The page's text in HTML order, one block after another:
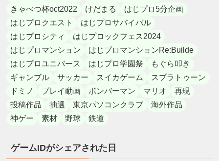
きゃべつ杯oct2022
けだまる
はじプロ5分企画
はじプロクエスト
はじプロサバイバル
はじプロシティ
はじプロックフェス2024
はじプロマンション
はじプロマンションRe:Builde
はじプロユニバース
はじプロ学園祭
もぐら叩き
ギャンブル
サッカー スイカゲーム
スプラトゥーン
ドミノ
プレイ動画 ボンバーマン マリオ
再現
投稿作品
抽選 東京パソコンクラブ
海外作品
神ゲー
素材 野球 鉄道
ゲームIDがシェアされた日